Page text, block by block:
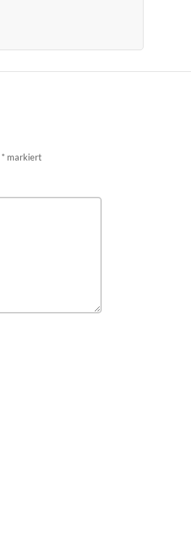
* markiert